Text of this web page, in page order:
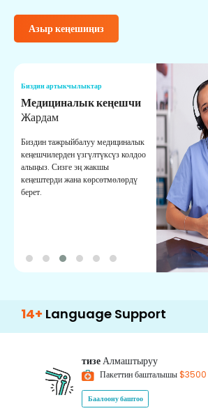
Азыр кеңешиңиз
Биздин артыкчылыктар
Медициналык кеңешчи
Жардам
Биздин тажрыйбалуу медициналык
кеңешчилерден үзгүлтүксүз колдоо
алыңыз. Сизге эң жакшы
кеңештерди жана көрсөтмөлөрдү
берет.
Support
тизеАлмаштыруу
Пакеттин башталышы$3500
Баалоону баштоо